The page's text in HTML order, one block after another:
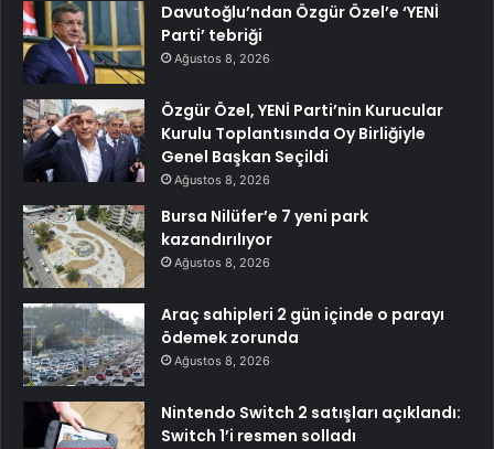
Davutoğlu’ndan Özgür Özel’e ‘YENİ
Parti’ tebriği
Ağustos 8, 2026
Özgür Özel, YENİ Parti’nin Kurucular
Kurulu Toplantısında Oy Birliğiyle
Genel Başkan Seçildi
Ağustos 8, 2026
Bursa Nilüfer’e 7 yeni park
kazandırılıyor
Ağustos 8, 2026
Araç sahipleri 2 gün içinde o parayı
ödemek zorunda
Ağustos 8, 2026
Nintendo Switch 2 satışları açıklandı:
Switch 1’i resmen solladı